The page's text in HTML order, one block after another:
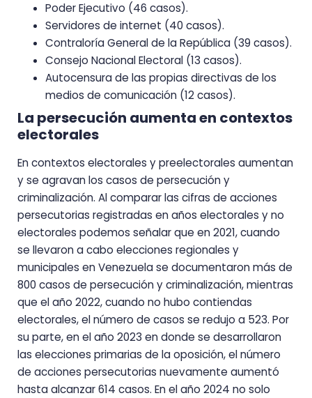
Poder Ejecutivo (46 casos).
Servidores de internet (40 casos).
Contraloría General de la República (39 casos).
Consejo Nacional Electoral (13 casos).
Autocensura de las propias directivas de los
medios de comunicación (12 casos).
La persecución aumenta en contextos
electorales
En contextos electorales y preelectorales aumentan
y se agravan los casos de persecución y
criminalización. Al comparar las cifras de acciones
persecutorias registradas en años electorales y no
electorales podemos señalar que en 2021, cuando
se llevaron a cabo elecciones regionales y
municipales en Venezuela se documentaron más de
800 casos de persecución y criminalización, mientras
que el año 2022, cuando no hubo contiendas
electorales, el número de casos se redujo a 523. Por
su parte, en el año 2023 en donde se desarrollaron
las elecciones primarias de la oposición, el número
de acciones persecutorias nuevamente aumentó
hasta alcanzar 614 casos. En el año 2024 no solo